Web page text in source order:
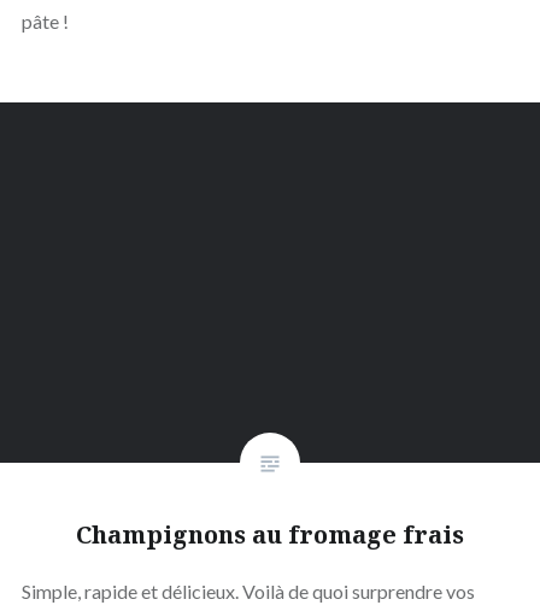
pâte !
Champignons au fromage frais
Simple, rapide et délicieux. Voilà de quoi surprendre vos